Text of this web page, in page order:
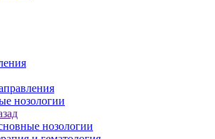
нозологии
нозологии